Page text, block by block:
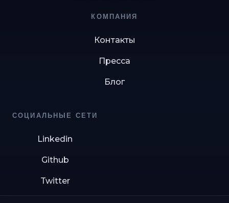
КОМПАНИЯ
Контакты
Пресса
Блог
СОЦИАЛЬНЫЕ СЕТИ
Linkedin
Github
Twitter